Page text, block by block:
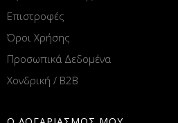
Επιστροφές
Όροι Χρήσης
Προσωπικά Δεδομένα
Χονδρική / B2B